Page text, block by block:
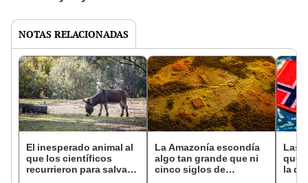
NOTAS RELACIONADAS
El inesperado animal al
que los científicos
recurrieron para salvar
La Amazonía escondía
algo tan grande que ni
cinco siglos de
Las
que
la de